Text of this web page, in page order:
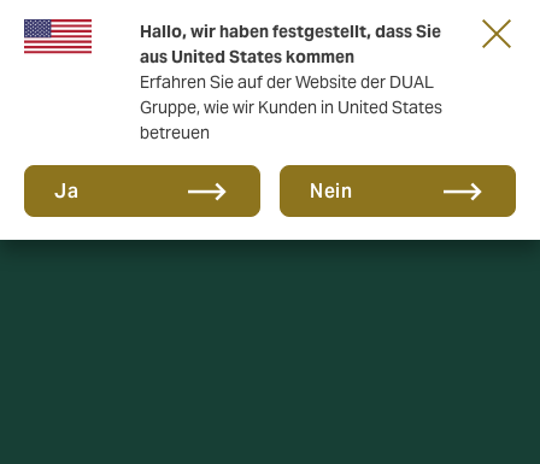
Hallo, wir haben festgestellt, dass Sie
aus United States kommen
Erfahren Sie auf der Website der DUAL
Gruppe, wie wir Kunden in United States
betreuen
Ja Nein
Gemeinsam in die nächste Runde. Renew
with us